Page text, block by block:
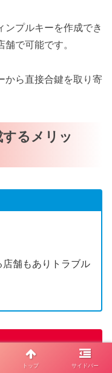
ンプルキーを作成でき
で可能です。
から直接合鍵を取り寄
るメリッ
舗もありトラブル
合鍵作成できない
トップ サイドバー